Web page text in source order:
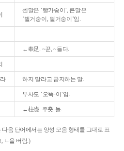
센말은 ‘빨가숭이’, 큰말은
‘벌거숭이, 뻘거숭이’임.
←奉足. ~꾼, ~들다.
하지 말라고 금지하는 말.
부사도 ‘오뚝-이’임.
←柱礎. 주춧-돌.
음 단어에서는 양성 모음 형태를 그대로 표
ㄴ을 버림.)